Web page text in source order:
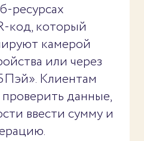
ресурсах
код, который
камерой
или через
Клиентам
данные,
ввести сумму и